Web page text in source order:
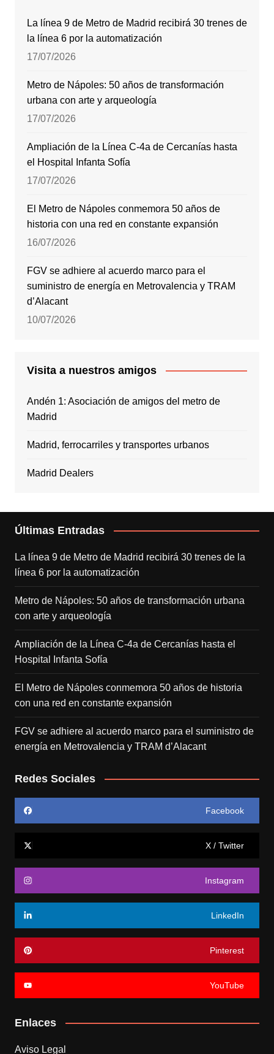
La línea 9 de Metro de Madrid recibirá 30 trenes de
la línea 6 por la automatización
17/07/2026
Metro de Nápoles: 50 años de transformación
urbana con arte y arqueología
17/07/2026
Ampliación de la Línea C-4a de Cercanías hasta
el Hospital Infanta Sofía
17/07/2026
El Metro de Nápoles conmemora 50 años de
historia con una red en constante expansión
16/07/2026
FGV se adhiere al acuerdo marco para el
suministro de energía en Metrovalencia y TRAM
d’Alacant
10/07/2026
Visita a nuestros amigos
Andén 1: Asociación de amigos del metro de
Madrid
Madrid, ferrocarriles y transportes urbanos
Madrid Dealers
Últimas Entradas
La línea 9 de Metro de Madrid recibirá 30 trenes de la
línea 6 por la automatización
Metro de Nápoles: 50 años de transformación urbana
con arte y arqueología
Ampliación de la Línea C-4a de Cercanías hasta el
Hospital Infanta Sofía
El Metro de Nápoles conmemora 50 años de historia
con una red en constante expansión
FGV se adhiere al acuerdo marco para el suministro de
energía en Metrovalencia y TRAM d’Alacant
Redes Sociales
Facebook
X / Twitter
Instagram
LinkedIn
Pinterest
YouTube
Enlaces
Aviso Legal